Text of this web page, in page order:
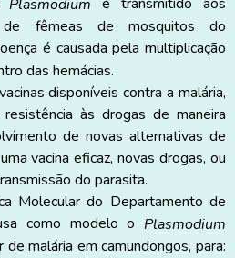
Plasmodium
de fêmeas de mosquitos do
é causada pela multiplicação
das hemácias.
disponíveis contra a malária,
às drogas de maneira
de novas alternativas de
vacina eficaz, novas drogas, ou
do parasita.
Molecular do Departamento de
como modelo o Plasmodium
de malária em camundongos, para: